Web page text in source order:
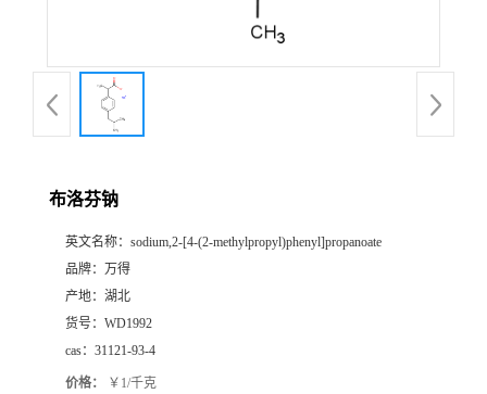
布洛芬钠
英文名称： sodium,2-[4-(2-methylpropyl)phenyl]propanoate
品牌： 万得
产地： 湖北
货号： WD1992
cas： 31121-93-4
价格： ￥1/千克